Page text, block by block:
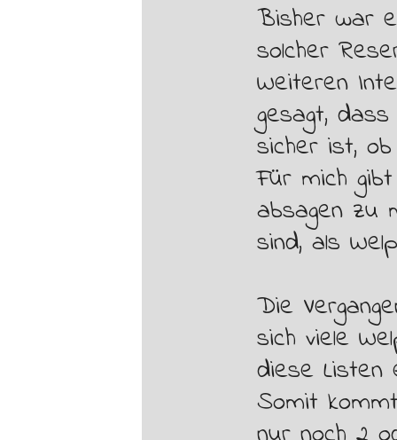
Bisher war
solcher
Weiteren
gesagt,
sicher ist,
Für mich
absagen zu
sind, als
Die
sich viele
diese Listen
Somit